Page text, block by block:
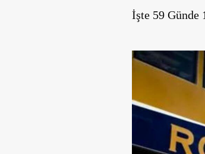
İşte 59 Günde